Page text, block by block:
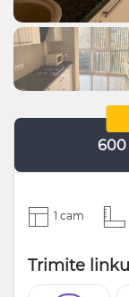
1 cam
Trimite